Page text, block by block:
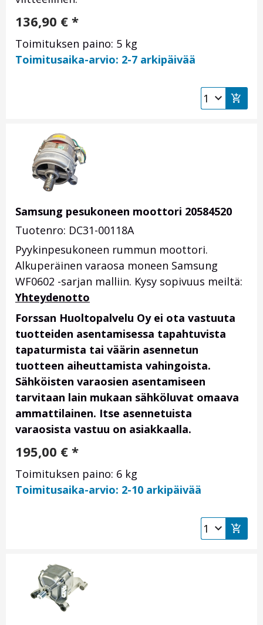
136,90 € *
Toimituksen paino: 5 kg
Toimitusaika-arvio: 2-7 arkipäivää
Samsung pesukoneen moottori 20584520
Tuotenro: DC31-00118A
Pyykinpesukoneen rummun moottori.
Alkuperäinen varaosa moneen Samsung
WF0602 -sarjan malliin. Kysy sopivuus meiltä:
Yhteydenotto
Forssan Huoltopalvelu Oy ei ota vastuuta
tuotteiden asentamisessa tapahtuvista
tapaturmista tai väärin asennetun
tuotteen aiheuttamista vahingoista.
Sähköisten varaosien asentamiseen
tarvitaan lain mukaan sähköluvat omaava
ammattilainen. Itse asennetuista
varaosista vastuu on asiakkaalla.
195,00 € *
Toimituksen paino: 6 kg
Toimitusaika-arvio: 2-10 arkipäivää